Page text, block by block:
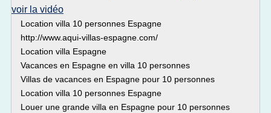
voir la vidéo
Location villa 10 personnes Espagne
http://www.aqui-villas-espagne.com/
Location villa Espagne
Vacances en Espagne en villa 10 personnes
Villas de vacances en Espagne pour 10 personnes
Location villa 10 personnes Espagne
Louer une grande villa en Espagne pour 10 personnes